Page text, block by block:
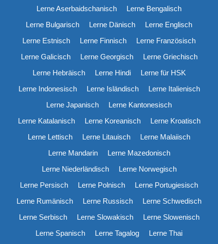
Lerne Aserbaidschanisch
Lerne Bengalisch
Lerne Bulgarisch
Lerne Dänisch
Lerne Englisch
Lerne Estnisch
Lerne Finnisch
Lerne Französisch
Lerne Galicisch
Lerne Georgisch
Lerne Griechisch
Lerne Hebräisch
Lerne Hindi
Lerne für HSK
Lerne Indonesisch
Lerne Isländisch
Lerne Italienisch
Lerne Japanisch
Lerne Kantonesisch
Lerne Katalanisch
Lerne Koreanisch
Lerne Kroatisch
Lerne Lettisch
Lerne Litauisch
Lerne Malaiisch
Lerne Mandarin
Lerne Mazedonisch
Lerne Niederländisch
Lerne Norwegisch
Lerne Persisch
Lerne Polnisch
Lerne Portugiesisch
Lerne Rumänisch
Lerne Russisch
Lerne Schwedisch
Lerne Serbisch
Lerne Slowakisch
Lerne Slowenisch
Lerne Spanisch
Lerne Tagalog
Lerne Thai